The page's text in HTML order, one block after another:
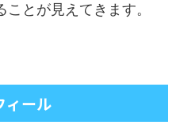
とが見えてきます。
ィール